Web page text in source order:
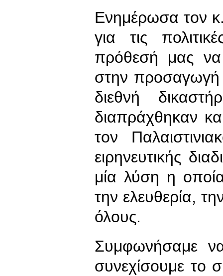
Ενημέρωσα τον
για τις
πρόθεσή μας να
στην προσαγωγή
διεθνή
διαπράχθηκαν
τον
ειρηνευτικής
μία λύση η
την ελευθερία,
όλους.
Συμφωνήσαμε
συνεχίσουμε το